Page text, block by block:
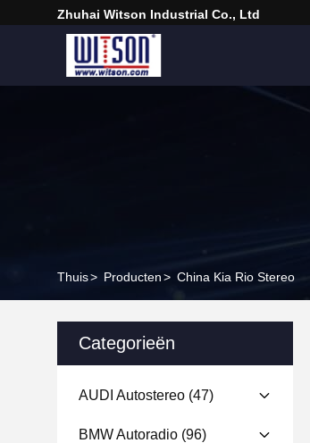
Zhuhai Witson Industrial Co., Ltd
Thuis> Producten> China Kia Rio Stereo
Categorieën
AUDI Autostereo (47)
BMW Autoradio (96)